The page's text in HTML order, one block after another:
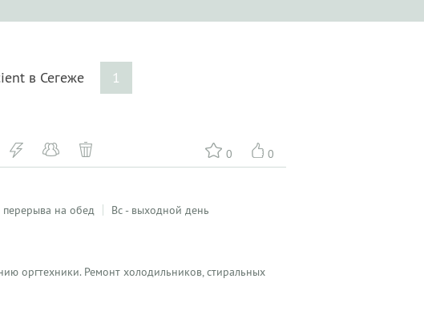
в Сегеже 1
0 0
на обед
Вс - выходной день
оргтехники. Ремонт холодильников, стиральных